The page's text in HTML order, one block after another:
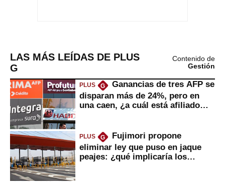
LAS MÁS LEÍDAS DE PLUS
G
Contenido de
Gestión
PLUS G
Ganancias de tres AFP se
disparan más de 24%, pero en
una caen, ¿a cuál está afiliado
PLUS G
Fujimori propone
eliminar ley que puso en jaque
peajes: ¿qué implicaría los